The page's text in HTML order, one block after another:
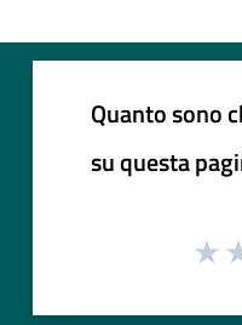
Quanto sono
su questa